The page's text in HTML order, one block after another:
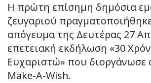
Η πρώτη επίσημη δημόσια
ζευγαριού
απόγευμα της Δευτέρας 27
επετειακή εκδήλωση «30
Ευχαριστώ» που διοργάνωσε
Make-A-Wish.